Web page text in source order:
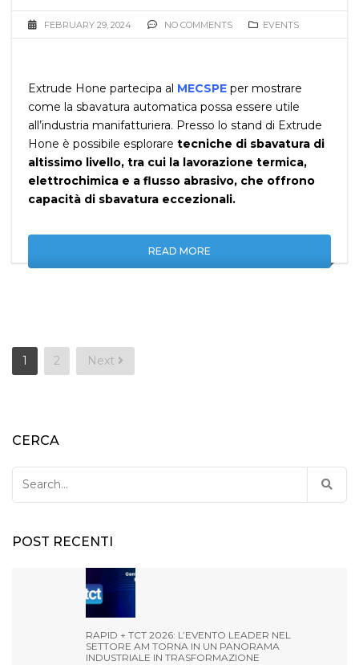
FEBRUARY 29, 2024 NO COMMENTS EVENTS
Extrude Hone partecipa al MECSPE per mostrare
come la sbavatura automatica possa essere utile
all’industria manifatturiera. Presso lo stand di Extrude
Hone è possibile esplorare tecniche di sbavatura di
altissimo livello, tra cui la lavorazione termica,
elettrochimica e a flusso abrasivo, che offrono
capacità di sbavatura eccezionali.
READ MORE
Posts
pagination
1 2 Next
CERCA
for:
POST RECENTI
RAPID + TCT 2026: L’EVENTO LEADER NEL
SETTORE AM TORNA IN UN PANORAMA
INDUSTRIALE IN TRASFORMAZIONE